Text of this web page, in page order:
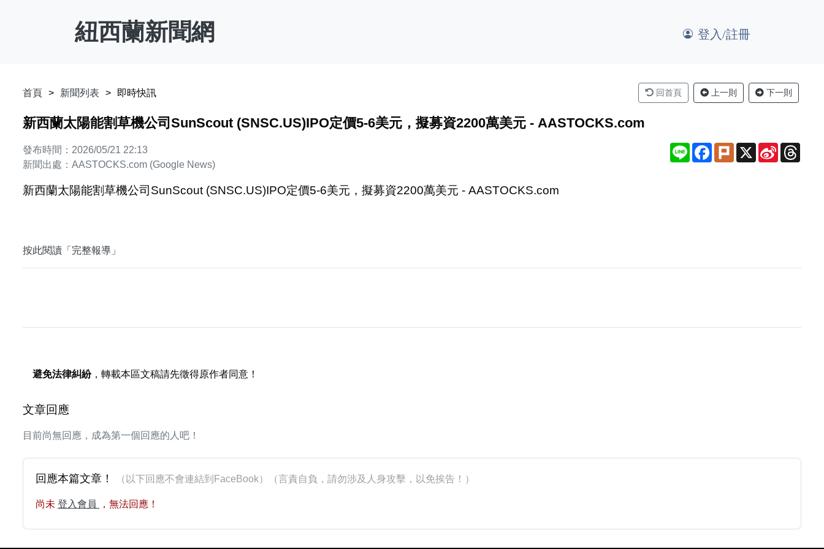
紐西蘭新聞網 登入/註冊
首頁 新聞列表 即時快訊 回首頁 上一則 下一則
新西蘭太陽能割草機公司SunScout (SNSC.US)IPO定價5-6美元，擬募資2200萬美元 - AASTOCKS.com
發布時間：2026/05/21 22:13
新聞出處：AASTOCKS.com (Google News)
Line Facebook
Plurk X
Sina
Weibo
新西蘭太陽能割草機公司SunScout (SNSC.US)IPO定價5-6美元，擬募資2200萬美元 - AASTOCKS.com
按此閱讀「完整報導」
避免法律糾紛，轉載本區文稿請先徵得原作者同意！
文章回應
目前尚無回應，成為第一個回應的人吧！
回應本篇文章！ （以下回應不會連結到FaceBook）（言責自負，請勿涉及人身攻擊，以免挨告！）
尚未 登入會員 ，無法回應！